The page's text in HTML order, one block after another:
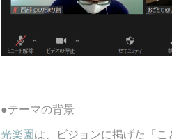
●テーマの背景
光楽園は、ビジョンに掲げた「